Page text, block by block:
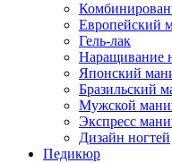
Европейский
Гель-лак
Наращивание
Японский
Бразильский
Мужской
Экспресс
Дизайн ногтей
Педикюр